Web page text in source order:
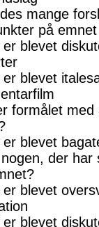
mange
på emnet
er blevet
er blevet
formålet med
er blevet
der har
er blevet
er blevet